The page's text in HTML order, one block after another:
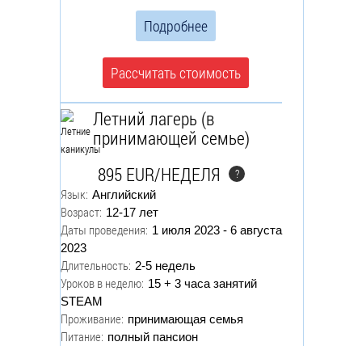
Подробнее
Рассчитать стоимость
Летний лагерь (в
принимающей семье)
895 EUR/НЕДЕЛЯ
?
Язык: Английский
Возраст: 12-17 лет
Даты проведения: 1 июля 2023 - 6 августа
2023
Длительность: 2-5 недель
Уроков в неделю: 15 + 3 часа занятий
STEAM
Проживание: принимающая семья
Питание: полный пансион